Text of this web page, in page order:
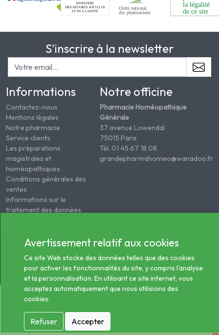
S'inscrire à la newsletter
Informations
Contactez-nous
Mentions légales
Notre pharmacie
Service clients
Les préparations
magistrales et
homéopathiques
Conditions générales des
ventes
Informations sur le
traitement des données
Notre officine
Pharmacie Homéopathique
Générale
37 avenue Lowendal
75015 Paris
Tél. 01 45 67 18 08
grandepharmahomeo@wanadoo.fr
© 2026 - Tous droits réservés Pharmacie Homéopathie
Générale
Avertissement relatif aux cookies
Ce site Web stocke des données telles que des cookies
pour activer les fonctionnalités du site, y compris l'analyse
et la personnalisation. En utilisant ce site internet, vous
acceptez automatiquement que nous utilisions des
cookies.
Refuser Accepter